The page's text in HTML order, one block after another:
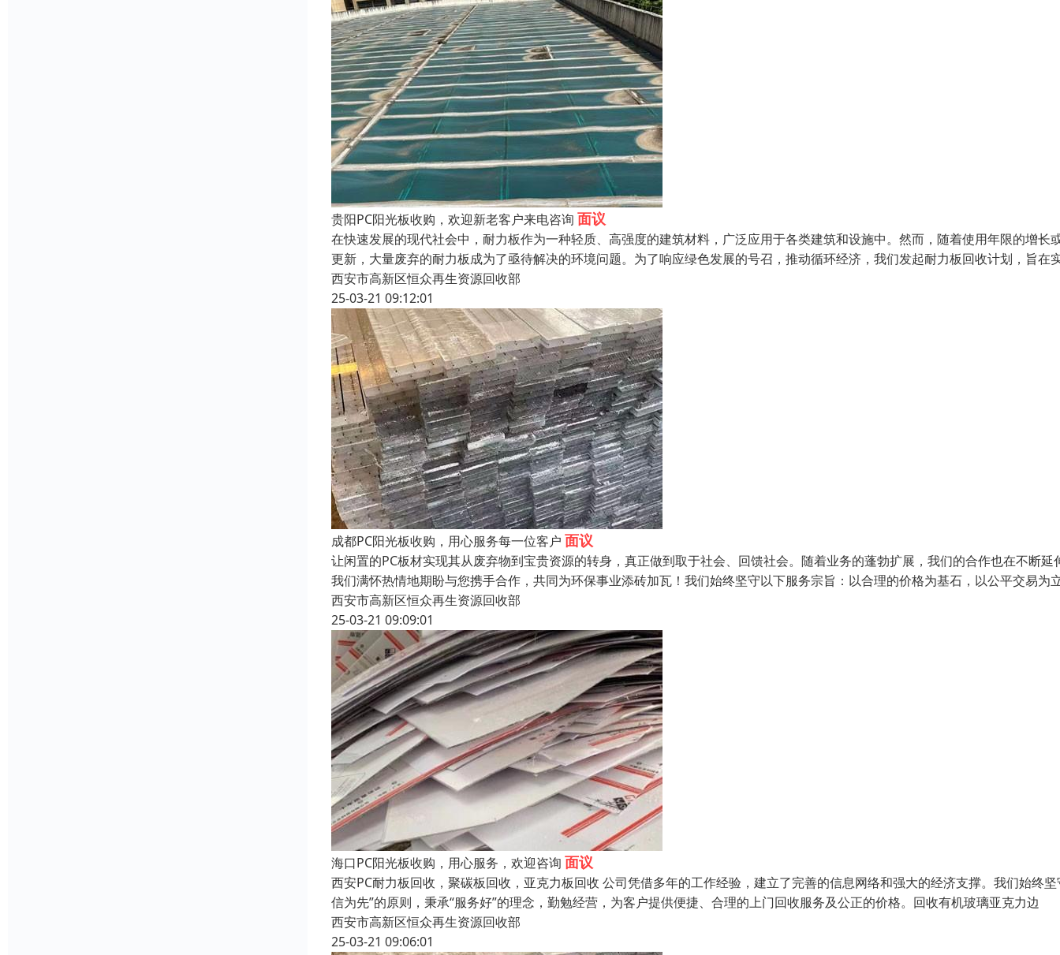
贵阳PC阳光板收购，欢迎新老客户来电咨询 面议
在快速发展的现代社会中，耐力板作为一种轻质、高强度的建筑材料，广泛应用于各类建筑和设施中。然而，随着使用年限的增长
更新，大量废弃的耐力板成为了亟待解决的环境问题。为了响应绿色发展的号召，推动循环经济，我们发起耐力板回收计划，旨在
西安市高新区恒众再生资源回收部
25-03-21 09:12:01
成都PC阳光板收购，用心服务每一位客户 面议
让闲置的PC板材实现其从废弃物到宝贵资源的转身，真正做到取于社会、回馈社会。随着业务的蓬勃扩展，我们的合作也在不断延
我们满怀热情地期盼与您携手合作，共同为环保事业添砖加瓦！我们始终坚守以下服务宗旨：以合理的价格为基石，以公平交易为
西安市高新区恒众再生资源回收部
25-03-21 09:09:01
海口PC阳光板收购，用心服务，欢迎咨询 面议
西安PC耐力板回收，聚碳板回收，亚克力板回收 公司凭借多年的工作经验，建立了完善的信息网络和强大的经济支撑。我们始终坚
信为先”的原则，秉承“服务好”的理念，勤勉经营，为客户提供便捷、合理的上门回收服务及公正的价格。回收有机玻璃亚克力边
西安市高新区恒众再生资源回收部
25-03-21 09:06:01